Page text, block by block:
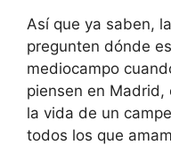
Así que ya saben,
pregunten dónde
mediocampo
piensen en
la vida de un
todos los que